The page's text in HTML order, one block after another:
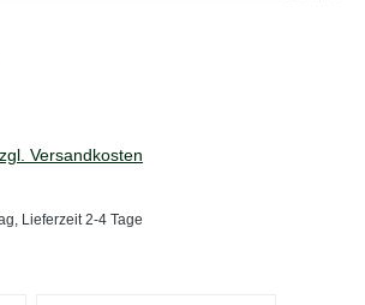
Versandkosten
Lieferzeit 2-4 Tage